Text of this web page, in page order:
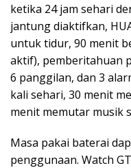
ketika 24 jam sehari
jantung diaktifkan,
untuk tidur, 90 menit
aktif), pemberitahuan
6 panggilan, dan 3
kali sehari, 30 menit
menit memutar musik
Masa pakai baterai
penggunaan. Watch